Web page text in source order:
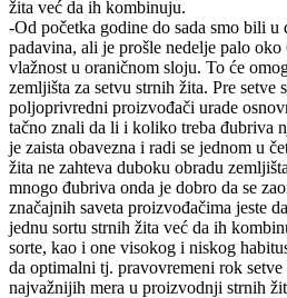
žita već da ih kombinuju.
-Od početka godine do sada smo bili
padavina, ali je prošle nedelje palo
vlažnost u oraničnom sloju. To će
zemljišta za setvu strnih žita. Pre setve
poljoprivredni proizvođači urade
tačno znali da li i koliko treba đubriva
je zaista obavezna i radi se jednom u
žita ne zahteva duboku obradu
mnogo đubriva onda je dobro da se
značajnih saveta proizvođačima jeste
jednu sortu strnih žita već da ih
sorte, kao i one visokog i niskog
da optimalni tj. pravovremeni rok setve
najvažnijih mera u proizvodnji strnih